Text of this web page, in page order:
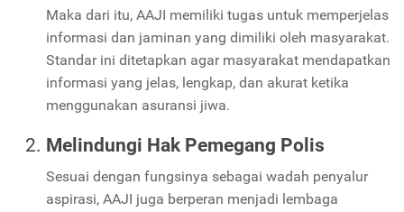
Maka dari itu, AAJI memiliki tugas untuk memperjelas
informasi dan jaminan yang dimiliki oleh masyarakat.
Standar ini ditetapkan agar masyarakat mendapatkan
informasi yang jelas, lengkap, dan akurat ketika
menggunakan asuransi jiwa.
Melindungi Hak Pemegang Polis
Sesuai dengan fungsinya sebagai wadah penyalur
aspirasi, AAJI juga berperan menjadi lembaga